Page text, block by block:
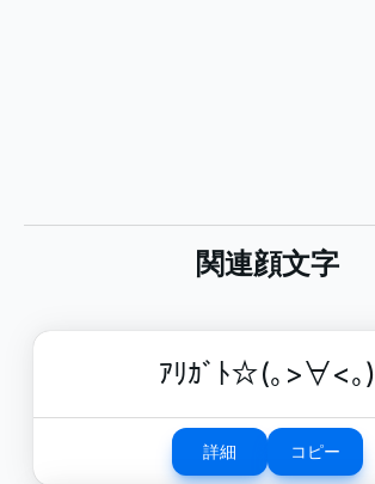
関連顔文字
ｱﾘｶﾞﾄ☆(｡>∀<｡)
詳細 コピー